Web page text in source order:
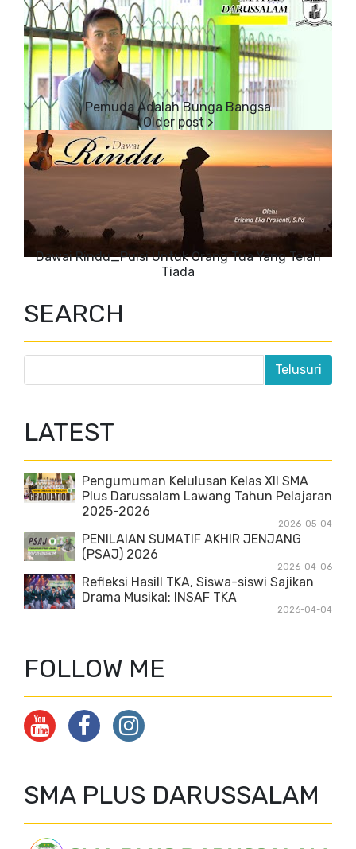
Pemuda Adalah Bunga Bangsa
Dawai Rindu_Puisi Untuk Orang Tua Yang Telah
Tiada
SEARCH
LATEST
Pengumuman Kelulusan Kelas XII SMA
Plus Darussalam Lawang Tahun Pelajaran
2025-2026
2026-05-04
PENILAIAN SUMATIF AKHIR JENJANG
(PSAJ) 2026
2026-04-06
Refleksi Hasill TKA, Siswa-siswi Sajikan
Drama Musikal: INSAF TKA
2026-04-04
FOLLOW ME
SMA PLUS DARUSSALAM